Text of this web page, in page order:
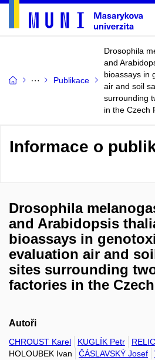
Publikace
Drosophila
and
bioassays in
air and soil
surrounding
in the Czech
Informace o
Drosophila
and Arabidopsis
bioassays in
evaluation air and
sites surrounding
factories in the
Autoři
CHROUST Karel KUGLÍK Petr
HOLOUBEK Ivan
ČÁSLAVSKÝ Josef